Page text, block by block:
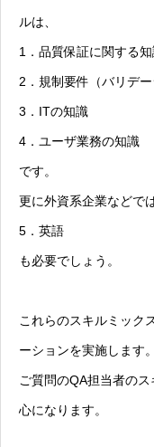
ルは、
1．品質保証に関する知
2．規制要件（バリデ
3．ITの知識
4．ユーザ業務の知識
です。
更に外資系企業などでは
5．英語
も必要でしょう。
これらのスキルミック
ーションを実施します。
ご質問のQA担当者の
心になります。